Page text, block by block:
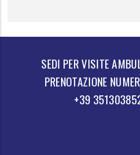
SEDI PER VISITE
PRENOTAZIONE
+39